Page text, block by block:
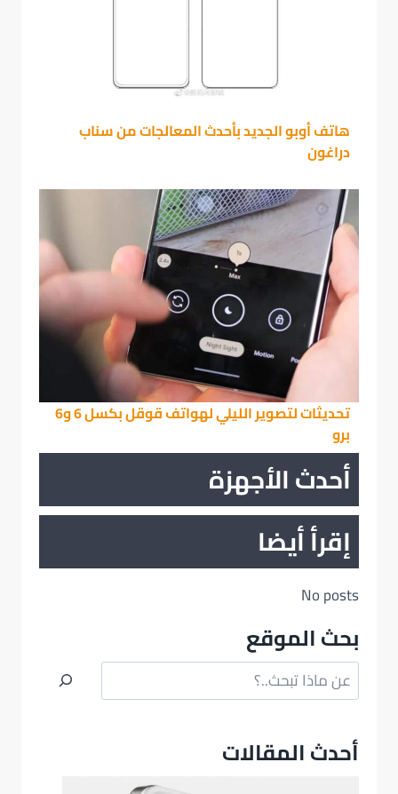
هاتف أوبو الجديد بأحدث المعالجات من سناب
دراغون
تحديثات لتصوير الليلي لهواتف قوقل بكسل 6 و6
برو
أحدث الأجهزة
إقرأ أيضا
No posts
بحث الموقع
البحث
أحدث المقالات